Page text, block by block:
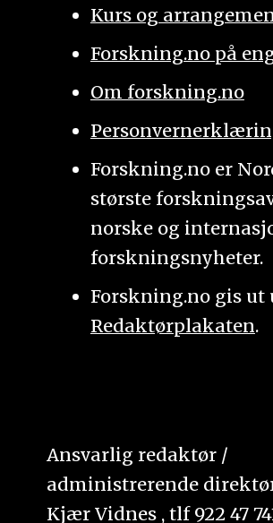
Kurs og
Forskning.no på
Om forskning.no
Forskning.no er
største
norske og
forskningsnyheter.
Forskning.no gis ut
Redaktørplakaten.
Ansvarlig redaktør /
administrerende
Kjær Vidnes , tlf 922 47